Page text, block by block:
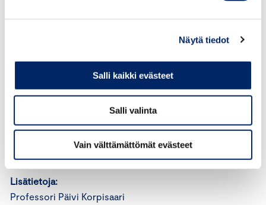
Näytä tiedot
Salli kaikki evästeet
Salli valinta
Vain välttämättömät evästeet
asiantuntijuus, nopeus ja käsittelyn luottamuksellisuus.
Lautakunnalta voi pyytää myös
ennakkolausuntoa. Liiketapalautakunnan aikaisemmat
suositukset ovat käsitelleet ympäristöväittämiä ja
henkilön kuvan käyttämistä
vuonna 1937.
Lisätietoja:
Professori Päivi Korpisaari